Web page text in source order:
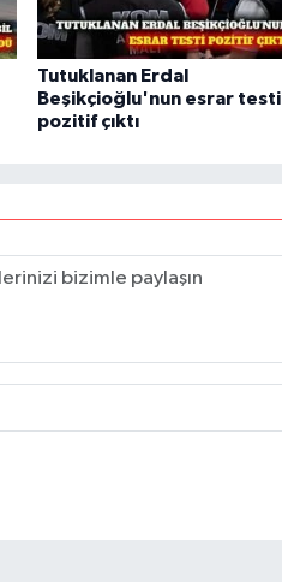
Tutuklanan Erdal
Beşikçioğlu'nun esrar testi
pozitif çıktı